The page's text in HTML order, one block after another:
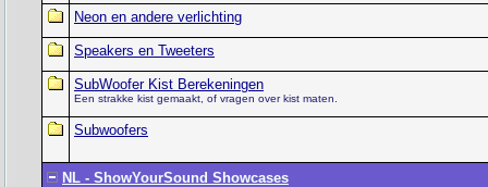
Neon en andere verlichting
Speakers en Tweeters
SubWoofer Kist Berekeningen
Een strakke kist gemaakt, of vragen over kist maten.
Subwoofers
NL - ShowYourSound Showcases